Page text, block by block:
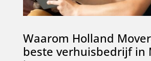
Waarom Holland
beste verhuisbedrijf in